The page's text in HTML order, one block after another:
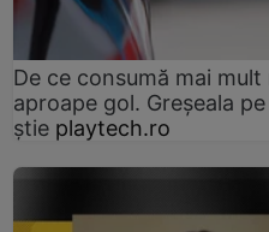
De ce consumă mai
aproape gol. Greșeala
știe playtech.ro